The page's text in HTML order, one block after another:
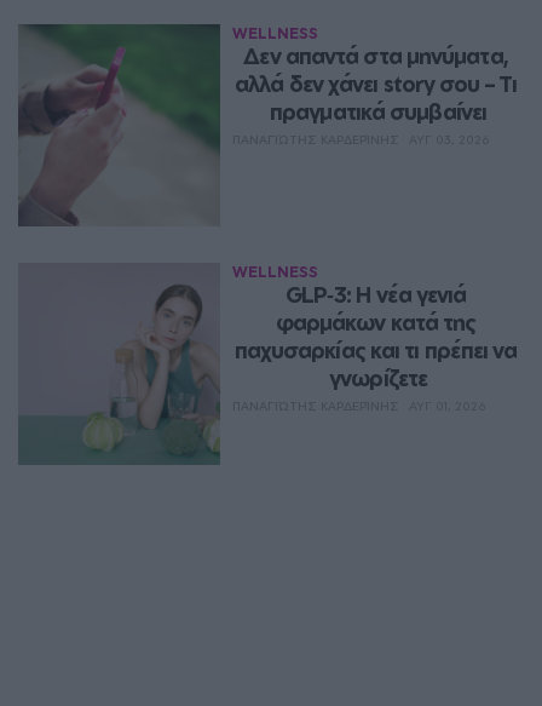
WELLNESS
Δεν απαντά στα μηνύματα,
αλλά δεν χάνει story σου – Τι
πραγματικά συμβαίνει
WELLNESS
GLP‑3: Η νέα γενιά
φαρμάκων κατά της
παχυσαρκίας και τι πρέπει να
γνωρίζετε